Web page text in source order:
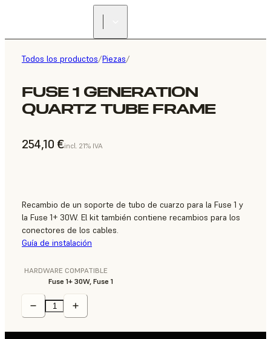
Todos los productos/Piezas/
FUSE 1 GENERATION
QUARTZ TUBE FRAME
254,10 €incl. 21% IVA
Recambio de un soporte de tubo de cuarzo para la Fuse 1 y
la Fuse 1+ 30W. El kit también contiene recambios para los
conectores de los cables.
Guía de instalación
HARDWARE COMPATIBLE
Fuse 1+ 30W, Fuse 1